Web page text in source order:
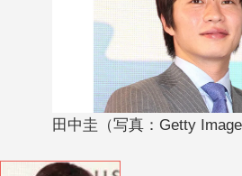
田中圭（写真：Getty